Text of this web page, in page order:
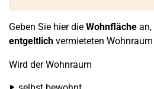
Geben Sie hier die Wohnfläche
entgeltlich vermieteten
Wird der Wohnraum